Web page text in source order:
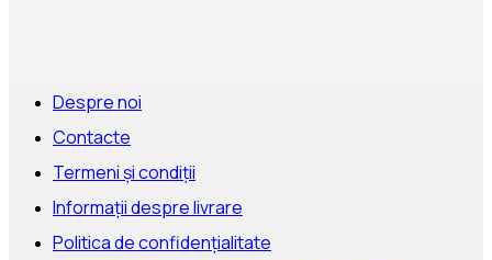
Despre noi
Contacte
Termeni și condiții
Informații despre livrare
Politica de confidențialitate